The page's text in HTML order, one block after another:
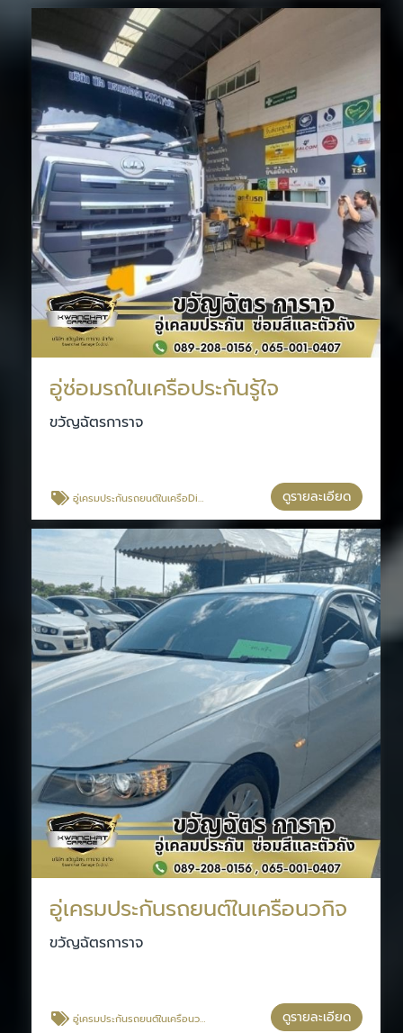
อู่ซ่อมรถในเครือประกันรู้ใจ
ขวัญฉัตรการาจ
อู่เครมประกันรถยนต์ในเครือDirect Asia ดูรายละเอียด
อู่เครมประกันรถยนต์ในเครือนวกิจ
ขวัญฉัตรการาจ
อู่เครมประกันรถยนต์ในเครือนวกิจ ดูรายละเอียด